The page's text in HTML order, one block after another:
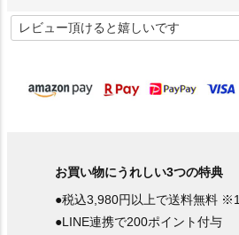
必
須
お買い物にうれしい3つの特典
●税込3,980円以上で送料無料 ※1
●LINE連携で200ポイント付与